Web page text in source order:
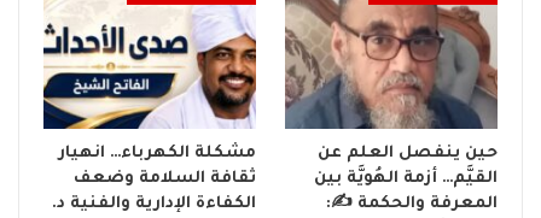
حين ينفصل العلم عن
القيَّم… أزمة الهُويَّة بين
المعرفة والحكمة ✍️:
مشكلة الكهرباء… انهيار
ثقافة السلامة وضعف
الكفاءة الإدارية والفنية د.